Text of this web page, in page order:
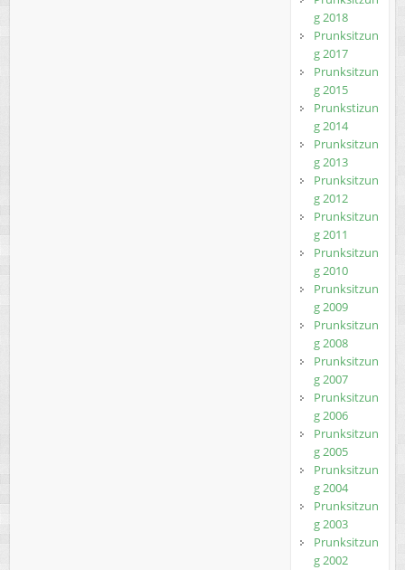
g 2018
Prunksitzun
g 2017
Prunksitzun
g 2015
Prunkstizun
g 2014
Prunksitzun
g 2013
Prunksitzun
g 2012
Prunksitzun
g 2011
Prunksitzun
g 2010
Prunksitzun
g 2009
Prunksitzun
g 2008
Prunksitzun
g 2007
Prunksitzun
g 2006
Prunksitzun
g 2005
Prunksitzun
g 2004
Prunksitzun
g 2003
Prunksitzun
g 2002